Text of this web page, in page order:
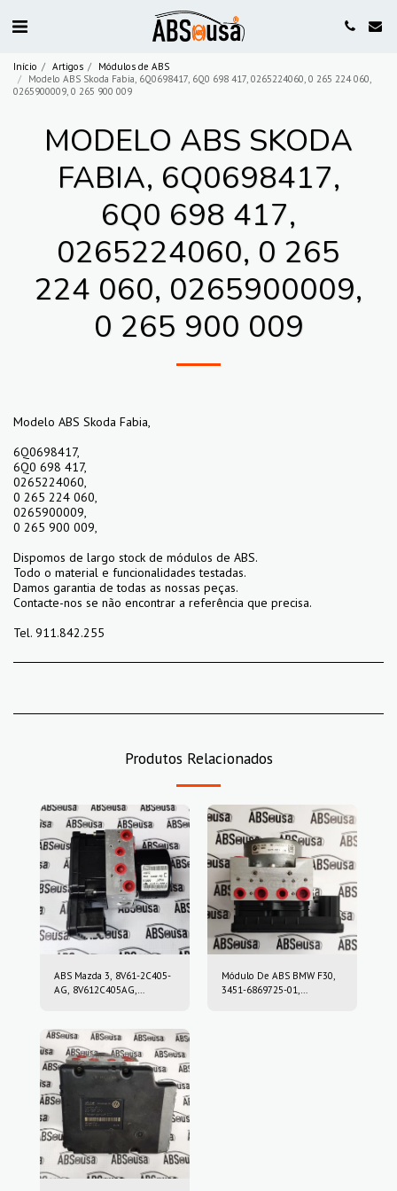
Início Artigos
Módulos de ABS
Modelo ABS Skoda Fabia, 6Q0698417, 6Q0 698 417, 0265224060, 0 265 224 060,
0265900009, 0 265 900 009
MODELO ABS SKODA
FABIA, 6Q0698417,
6Q0 698 417,
0265224060, 0 265
224 060, 0265900009,
0 265 900 009
Modelo ABS Skoda Fabia,
6Q0698417,
6Q0 698 417,
0265224060,
0 265 224 060,
0265900009,
0 265 900 009,
Dispomos de largo stock de módulos de ABS.
Todo o material e funcionalidades testadas.
Damos garantia de todas as nossas peças.
Contacte-nos se não encontrar a referência que precisa.
Tel. 911.842.255
Produtos Relacionados
ABS Mazda 3, 8V61-2C405-
AG, 8V612C405AG,
10096101153
Módulo De ABS BMW F30,
3451-6869725-01,